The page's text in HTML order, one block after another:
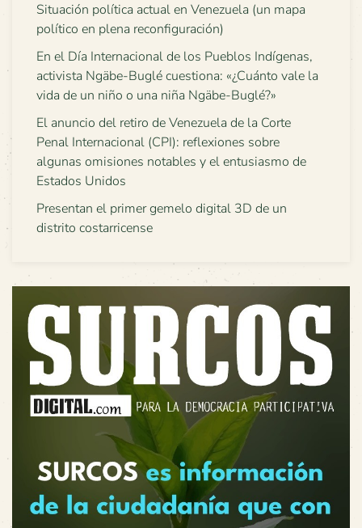
Situación política actual en Venezuela (un mapa
político en plena reconfiguración)
En el Día Internacional de los Pueblos Indígenas,
activista Ngäbe-Buglé cuestiona: «¿Cuánto vale la
vida de un niño o una niña Ngäbe-Buglé?»
El anuncio del retiro de Venezuela de la Corte
Penal Internacional (CPI): reflexiones sobre
algunas omisiones notables y el entusiasmo de
Estados Unidos
Presentan el primer gemelo digital 3D de un
distrito costarricense